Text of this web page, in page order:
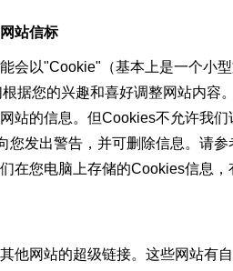
站信标
会以"Cookie"（基本上是一个小
根据您的兴趣和喜好调整网站内
站的信息。但Cookies不允许我
您发出警告，并可删除信息。请
在您电脑上存储的Cookies信息
他网站的超级链接。这些网站有